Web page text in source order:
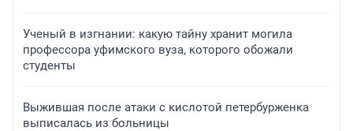
Ученый в изгнании: какую тайну хранит могила
профессора уфимского вуза, которого обожали
студенты
Выжившая после атаки с кислотой петербурженка
выписалась из больницы